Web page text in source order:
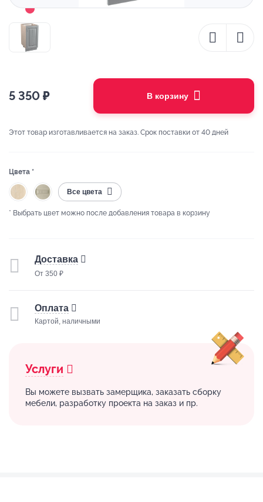
5 350 ₽ В корзину
Этот товар изготавливается на заказ. Срок поставки от 40 дней
Цвета *
Все цвета
* Выбрать цвет можно после добавления товара в корзину
Доставка
От 350 ₽
Оплата
Картой, наличными
Услуги
Вы можете вызвать замерщика, заказать сборку
мебели, разработку проекта на заказ и пр.